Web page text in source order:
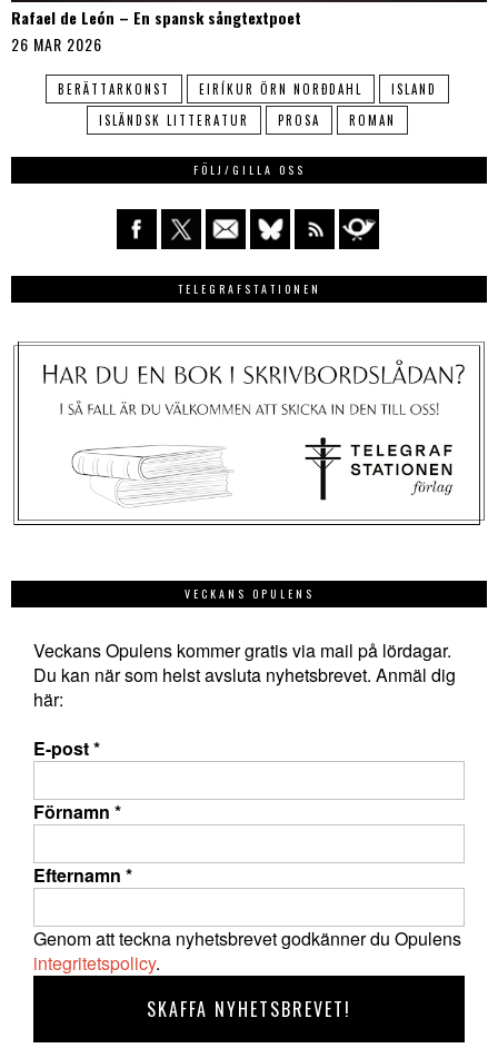
Rafael de León – En spansk sångtextpoet
26 MAR 2026
BERÄTTARKONST EIRÍKUR ÖRN NORÐDAHL
ISLAND
ISLÄNDSK LITTERATUR
PROSA ROMAN
FÖLJ/GILLA OSS
TELEGRAFSTATIONEN
VECKANS OPULENS
Veckans Opulens kommer gratis via mail på lördagar.
Du kan när som helst avsluta nyhetsbrevet. Anmäl dig
här:
E-post*
Förnamn *
Efternamn *
Genom att teckna nyhetsbrevet godkänner du Opulens
integritetspolicy.